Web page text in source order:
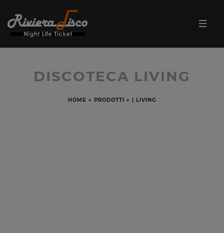
DISCOTECA LIVING
HOME » PRODOTTI » | LIVING